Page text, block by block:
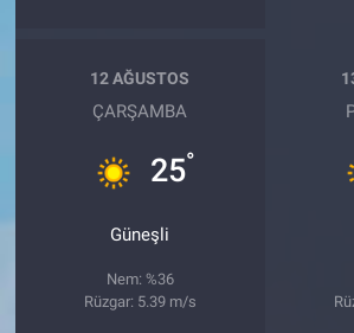
12 AĞUSTOS
ÇARŞAMBA
25°
Güneşli
Nem: %36
Rüzgar: 5.39 m/s